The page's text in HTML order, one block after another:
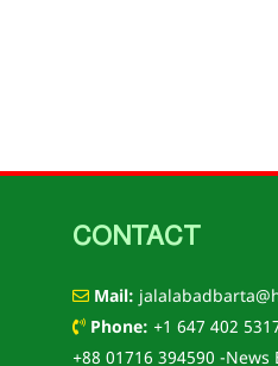
CONTACT
Mail:
Phone: +1 647 402
+88 01716 394590 -News